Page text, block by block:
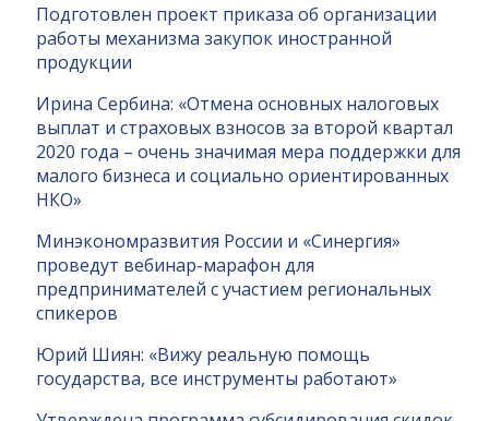
Подготовлен проект приказа об организации
работы механизма закупок иностранной
продукции
Ирина Сербина: «Отмена основных налоговых
выплат и страховых взносов за второй квартал
2020 года – очень значимая мера поддержки для
малого бизнеса и социально ориентированных
НКО»
Минэкономразвития России и «Синергия»
проведут вебинар-марафон для
предпринимателей с участием региональных
спикеров
Юрий Шиян: «Вижу реальную помощь
государства, все инструменты работают»